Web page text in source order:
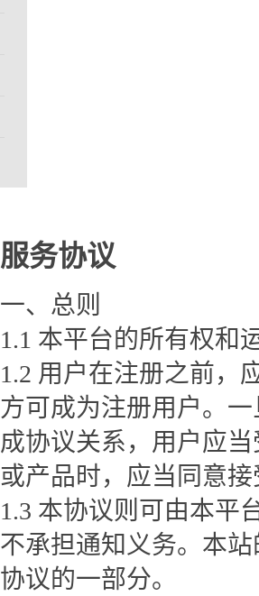
服务协议
一、总则
1.1 本平台的所有权和
1.2 用户在注册之前，
方可成为注册用户。
成协议关系，用户应
或产品时，应当同意
1.3 本协议则可由本平
不承担通知义务。本
协议的一部分。